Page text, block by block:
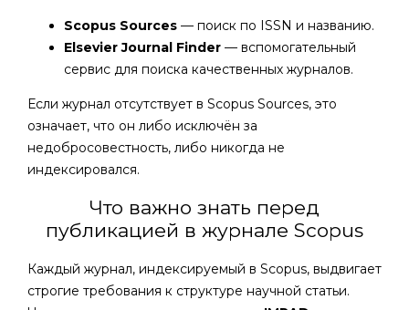
Scopus Sources — поиск по ISSN и названию.
Elsevier Journal Finder — вспомогательный
сервис для поиска качественных журналов.
Если журнал отсутствует в Scopus Sources, это
означает, что он либо исключён за
недобросовестность, либо никогда не
индексировался.
Что важно знать перед
публикацией в журнале Scopus
Каждый журнал, индексируемый в Scopus, выдвигает
строгие требования к структуре научной статьи.